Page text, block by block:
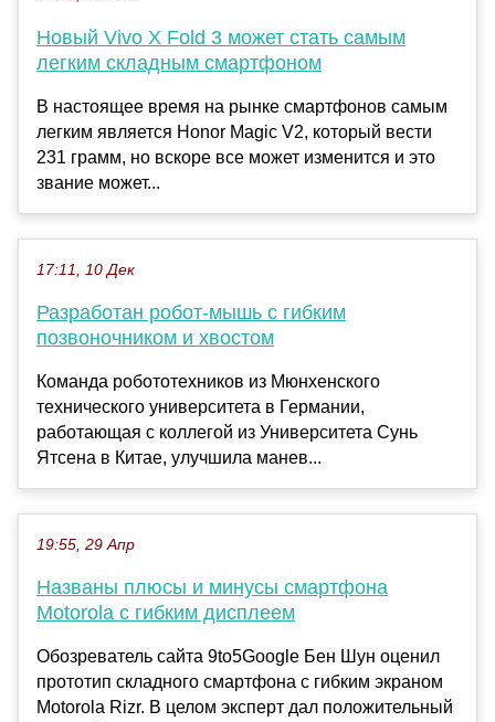
Новый Vivo X Fold 3 может стать самым
легким складным смартфоном
В настоящее время на рынке смартфонов самым
легким является Honor Magic V2, который вести
231 грамм, но вскоре все может изменится и это
звание может...
17:11, 10 Дек
Разработан робот-мышь с гибким
позвоночником и хвостом
Команда робототехников из Мюнхенского
технического университета в Германии,
работающая с коллегой из Университета Сунь
Ятсена в Китае, улучшила манев...
19:55, 29 Апр
Названы плюсы и минусы смартфона
Motorola с гибким дисплеем
Обозреватель сайта 9to5Google Бен Шун оценил
прототип складного смартфона с гибким экраном
Motorola Rizr. В целом эксперт дал положительный